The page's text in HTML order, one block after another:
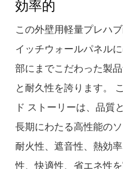
効率的
この外壁用軽量プレハ
イッチウォールパネル
部にまでこだわった製
と耐久性を誇ります。
ド ストーリーは、品質
長期にわたる高性能の
耐火性、遮音性、熱効
性、快適性、省エネ性